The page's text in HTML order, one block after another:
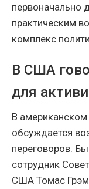
первоначально
практическим
комплекс
В США
для
В
обсуждается
переговоров.
сотрудник
США Томас